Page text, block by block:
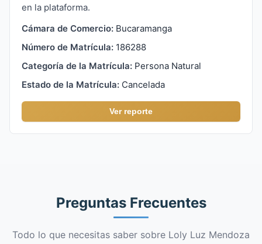
en la plataforma.
Cámara de Comercio: Bucaramanga
Número de Matrícula: 186288
Categoría de la Matrícula: Persona Natural
Estado de la Matrícula: Cancelada
Ver reporte
Preguntas Frecuentes
Todo lo que necesitas saber sobre Loly Luz Mendoza